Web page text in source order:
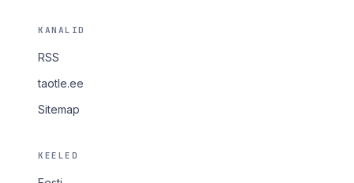
KANALID
RSS
taotle.ee
Sitemap
KEELED